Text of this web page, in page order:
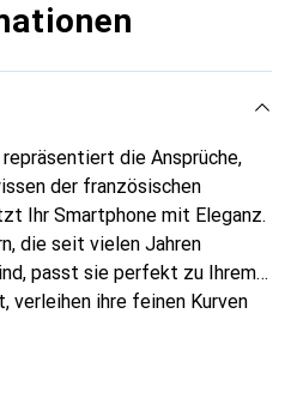
die Ansprüche,
der französischen
Ihr Smartphone mit Eleganz.
die seit vielen Jahren
passt sie perfekt zu Ihrem
verleihen ihre feinen Kurven
Ihr Smartphone.